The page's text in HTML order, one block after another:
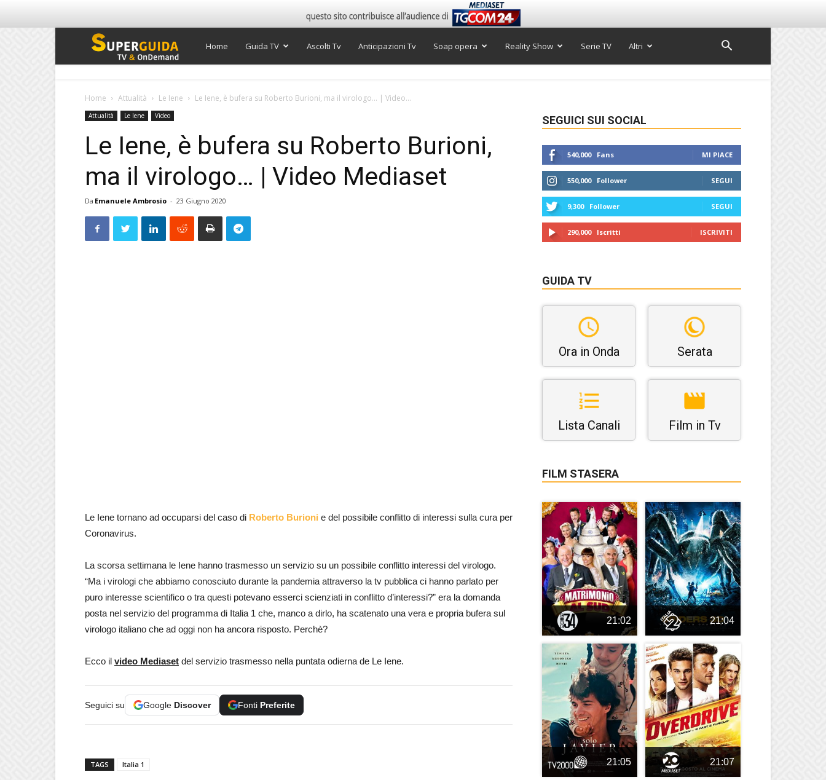
Super
Home Guida TV Ascolti Tv Anticipazioni Tv Soap opera Reality Show Serie TV Altri
Home Attualità Le Iene Le Iene, è bufera su Roberto Burioni, ma il virologo… | Video...
Attualità Le Iene Video
Le Iene, è bufera su Roberto Burioni,
ma il virologo… | Video Mediaset
Da Emanuele Ambrosio - 23 Giugno 2020
Le Iene tornano ad occuparsi del caso di Roberto Burioni e del possibile conflitto di interessi sulla cura per
Coronavirus.
La scorsa settimana le Iene hanno trasmesso un servizio su un possibile conflitto interessi del virologo.
“Ma i virologi che abbiamo conosciuto durante la pandemia attraverso la tv pubblica ci hanno parlato per
puro interesse scientifico o tra questi potevano esserci scienziati in conflitto d’interessi?” era la domanda
posta nel servizio del programma di Italia 1 che, manco a dirlo, ha scatenato una vera e propria bufera sul
virologo italiano che ad oggi non ha ancora risposto. Perchè?
Ecco il video Mediaset del servizio trasmesso nella puntata odierna de Le Iene.
Seguici su Google Discover Fonti Preferite
TAGS Italia 1
SEGUICI SUI SOCIAL
540,000 Fans MI PIACE
550,000 Follower SEGUI
9,300 Follower SEGUI
290,000 Iscritti ISCRIVITI
GUIDA TV
Ora in Onda Serata
Lista Canali Film in Tv
FILM STASERA
21:02 21:04
21:05 21:07